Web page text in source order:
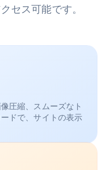
セス可能です。
圧縮、スムーズなト
ドで、サイトの表示